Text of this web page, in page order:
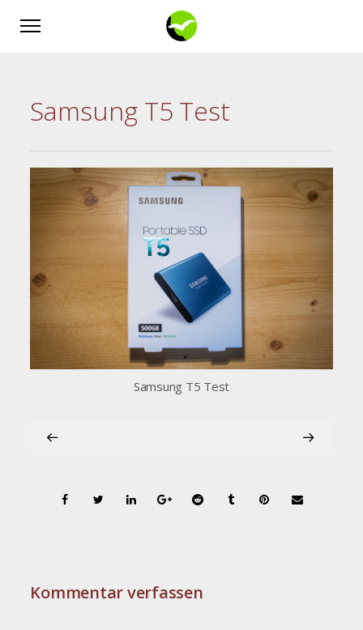
Samsung T5 Test
Samsung T5 Test
Kommentar verfassen